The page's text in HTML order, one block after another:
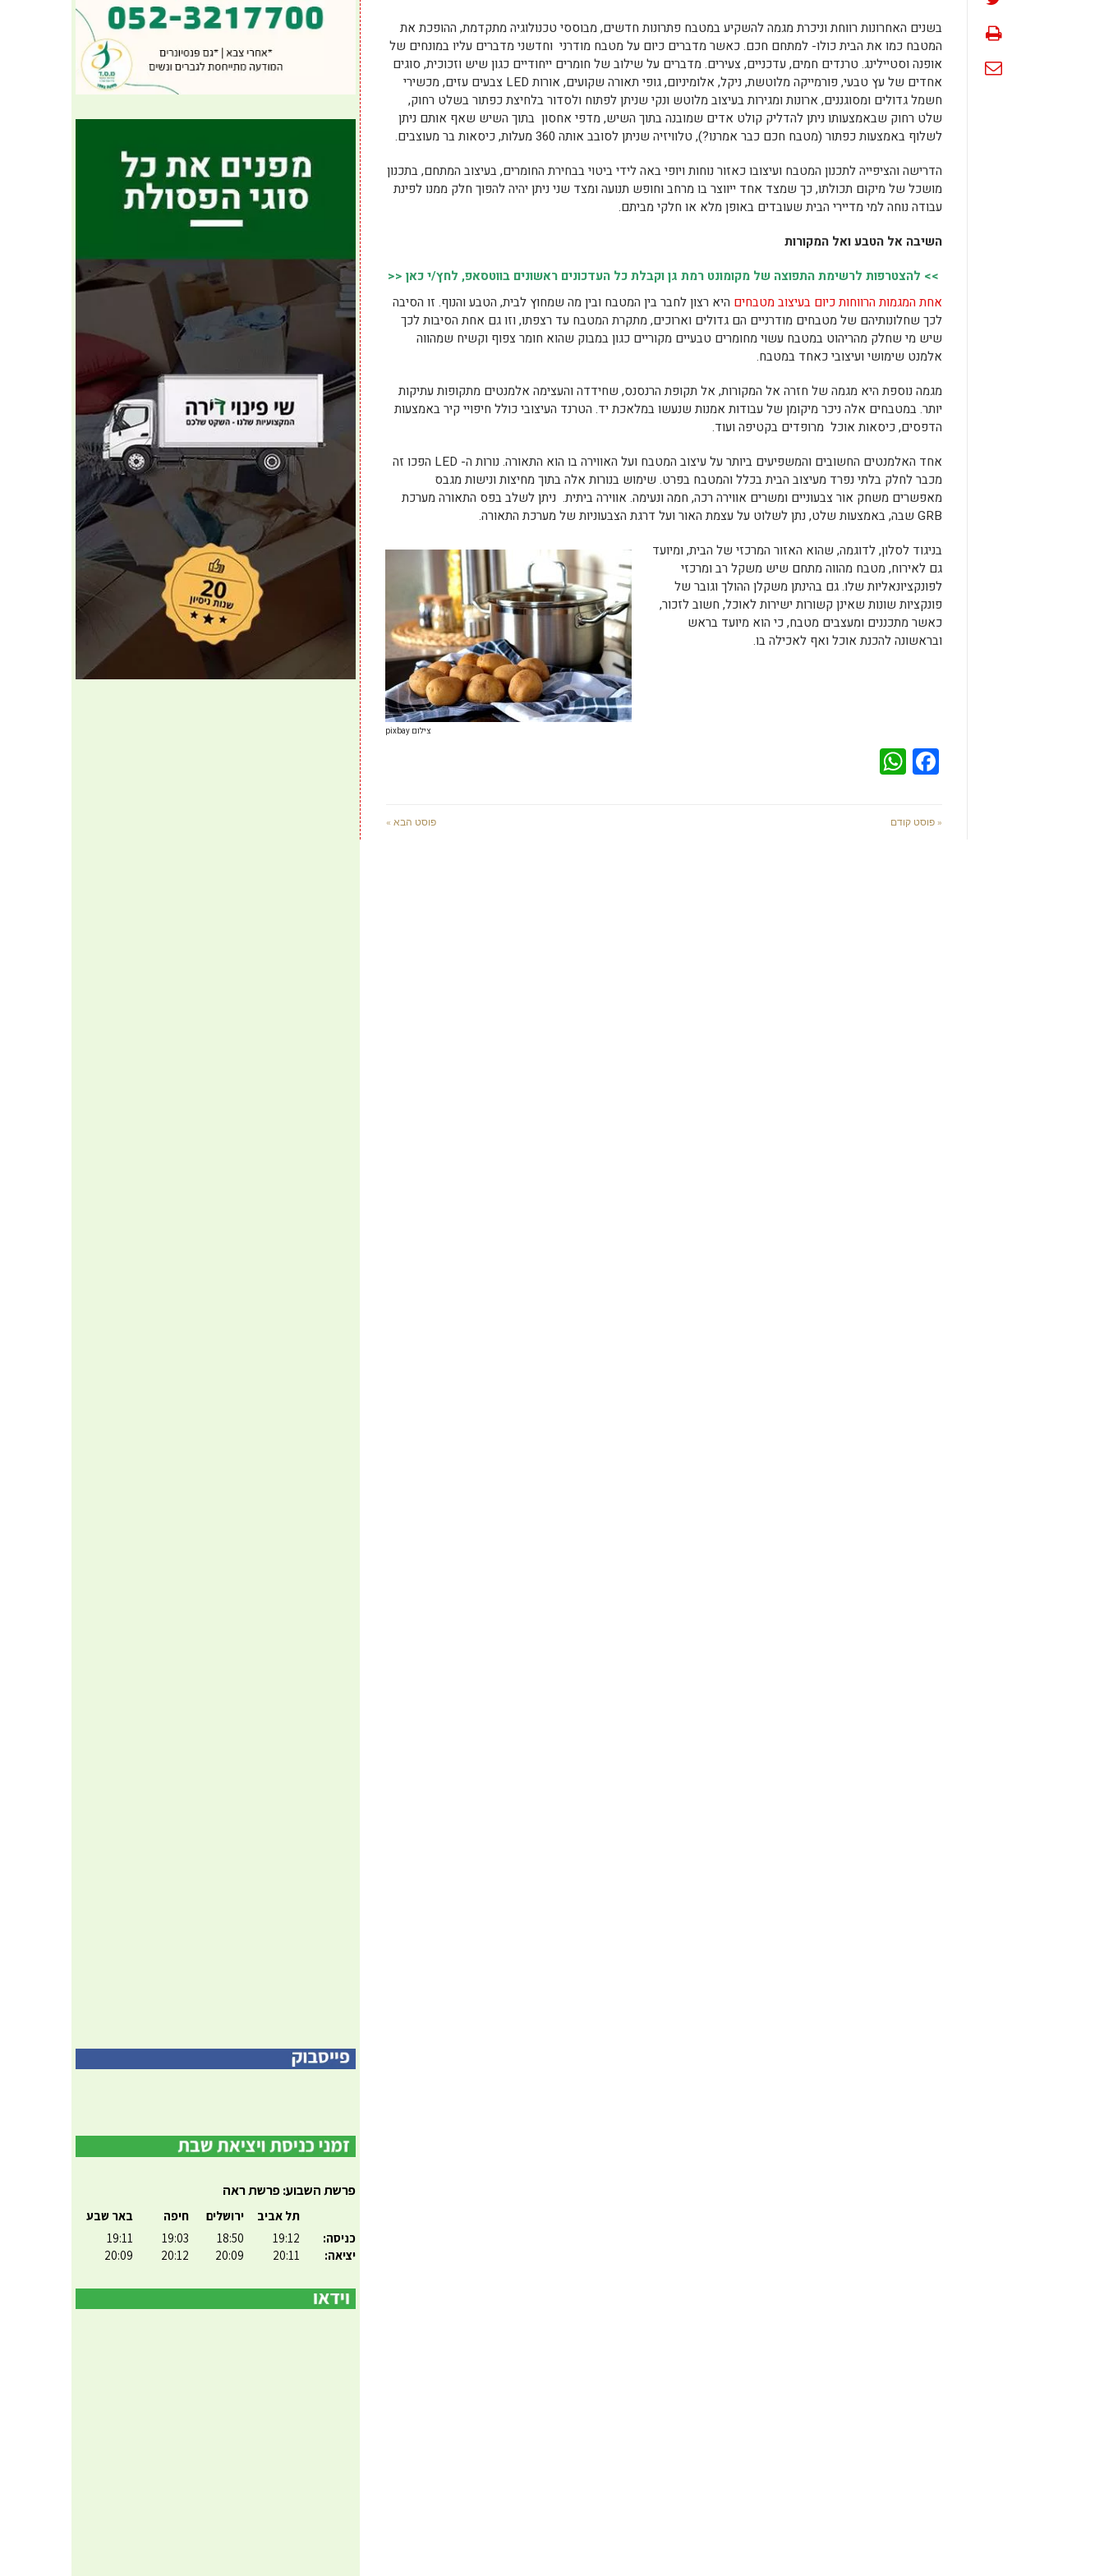
בשנים האחרונות רווחת וניכרת מגמה להשקיע במטבח פתרונות חדשים, מבוססי טכנולוגיה מתקדמת, ההופכת את
המטבח כמו את הבית כולו- למתחם חכם. כאשר מדברים כיום על מטבח מודרני וחדשני מדברים עליו במונחים של
אופנה וסטיילינג. טרנדים חמים, עדכניים, צעירים. מדברים על שילוב של חומרים ייחודיים כגון שיש וזכוכית, סוגים
אחדים של עץ טבעי, פורמייקה מלוטשת, ניקל, אלומיניום, גופי תאורה שקועים, אורות LED צבעים עזים, מכשירי
חשמל גדולים ומסוגננים, ארונות ומגירות בעיצוב מלוטש ונקי שניתן לפתוח ולסדור בלחיצת כפתור בשלט רחוק,
שלט רחוק שבאמצעותו ניתן להדליק קולט אדים שמובנה בתוך השיש, מדפי אחסון בתוך השיש שאף אותם ניתן
לשלוף באמצעות כפתור (מטבח חכם כבר אמרנו?), טלוויזיה שניתן לסובב אותה 360 מעלות, כיסאות בר מעוצבים.
הדרישה והציפייה לתכנון המטבח ועיצובו כאזור נוחות ויופי באה לידי ביטוי בבחירת החומרים, בעיצוב המתחם, בתכנון
מושכל של מיקום תכולתו, כך שמצד אחד ייווצר בו מרחב וחופש תנועה ומצד שני ניתן יהיה להפוך חלק ממנו לפינת
עבודה נוחה למי מדיירי הבית שעובדים באופן מלא או חלקי מביתם.
השיבה אל הטבע ואל המקורות
>> להצטרפות לרשימת התפוצה של מקומונט רמת גן וקבלת כל העדכונים ראשונים בווטסאפ, לחץ/י כאן <<
אחת המגמות הרווחות כיום בעיצוב מטבחים היא רצון לחבר בין המטבח ובין מה שמחוץ לבית, הטבע והנוף. זו הסיבה
לכך שחלונותיהם של מטבחים מודרניים הם גדולים וארוכים, מתקרת המטבח עד רצפתו, וזו גם אחת הסיבות לכך
שיש מי שחלק מהריהוט במטבח עשוי מחומרים טבעיים מקוריים כגון במבוק שהוא חומר צפוף וקשיח שמהווה
אלמנט שימושי ועיצובי כאחד במטבח.
מגמה נוספת היא מגמה של חזרה אל המקורות, אל תקופת הרנסנס, שחידדה והעצימה אלמנטים מתקופות עתיקות
יותר. במטבחים אלה ניכר מיקומן של עבודות אמנות שנעשו במלאכת יד. הטרנד העיצובי כולל חיפויי קיר באמצעות
הדפסים, כיסאות אוכל מרופדים בקטיפה ועוד.
אחד האלמנטים החשובים והמשפיעים ביותר על עיצוב המטבח ועל האווירה בו הוא התאורה. נורות ה- LED הפכו זה
מכבר לחלק בלתי נפרד מעיצוב הבית בכלל והמטבח בפרט. שימוש בנורות אלה בתוך מחיצות ונישות מגבס
מאפשרים משחק אור צבעוניים ומשרים אווירה רכה, חמה ונעימה. אווירה ביתית. ניתן לשלב בפס התאורה מערכת
GRB שבה, באמצעות שלט, נתן לשלוט על עצמת האור ועל דרגת הצבעוניות של מערכת התאורה.
צילום pixbay
בניגוד לסלון, לדוגמה, שהוא האזור המרכזי של הבית, ומיועד
גם לאירוח, מטבח מהווה מתחם שיש משקל רב ומרכזי
לפונקציונאליות שלו. גם בהינתן משקלן ההולך וגובר של
פונקציות שונות שאינן קשורות ישירות לאוכל, חשוב לזכור,
כאשר מתכננים ומעצבים מטבח, כי הוא מיועד בראש
ובראשונה להכנת אוכל ואף לאכילה בו.
Facebook
« פוסט קודם פוסט הבא »
פרשת השבוע: פרשת ראה
כניסה:
יציאה:
תל אביב
19:12
20:11
ירושלים
18:50
20:09
חיפה
19:03
20:12
באר שבע
19:11
20:09